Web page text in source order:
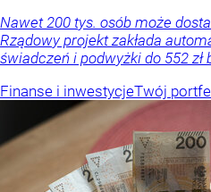
Nawet 200 tys. osób może
Rządowy projekt zakłada
świadczeń i podwyżki do 552 zł
Finanse i inwestycjeTwój portfel